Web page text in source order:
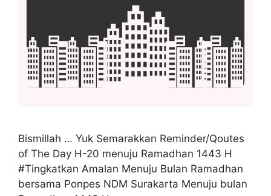
Bismillah … Yuk Semarakkan Reminder/Qoutes
of The Day H-20 menuju Ramadhan 1443 H
#Tingkatkan Amalan Menuju Bulan Ramadhan
bersama Ponpes NDM Surakarta Menuju bulan